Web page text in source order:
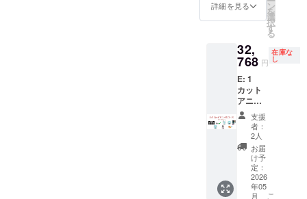
態考査
等によ
えない
場合が
ござい
ますの
で、必
ず支援
前にお
問い合
わせく
ださ
い。
IREメッ
けいた
しま
CAMPF
IREを退
会され
た場
合、リ
ターン
をお届
けでき
なくな
りま
す。 ※
EE DVD
小説
「ハッ
クしな
いで監
査役 1.5
巻」印
刷版 1
ず、本
文の各
コース
の説明
及び本
文の注
者の
み） ★
英語版
ビュー
参加
（104万
円以上
達成の
場合の
み） ★
こうし
す！EE
公式動
画デー
タDVD
ISOイ
メージ
詳細を見る ン
を
選
択
す
る
32,
768 円
在庫な
し
E: 1
カット
アニメ
化コー
ス【電
子・物
理リ
ター
ン】 ★
クレ
ジット
支援
者：
2人
お届
け予
定：
2026
年05
月
こ